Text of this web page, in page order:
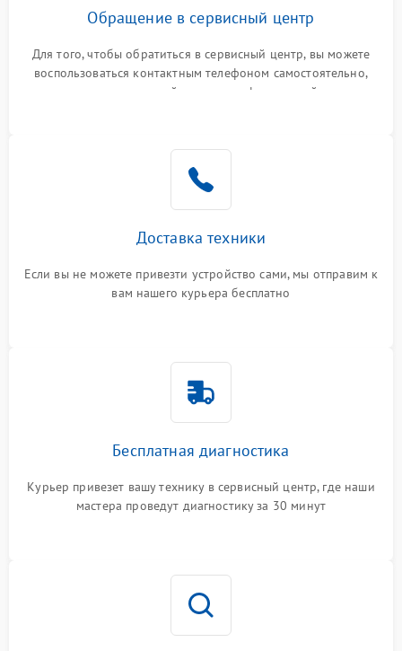
Обращение в сервисный центр
Для того, чтобы обратиться в сервисный центр, вы можете
воспользоваться контактным телефоном самостоятельно,
или оставить свой номер телефона на сайте
Доставка техники
Если вы не можете привезти устройство сами, мы отправим к
вам нашего курьера бесплатно
Бесплатная диагностика
Курьер привезет вашу технику в сервисный центр, где наши
мастера проведут диагностику за 30 минут